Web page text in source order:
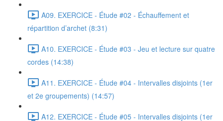
A09. EXERCICE - Étude #02 - Échauffement et
répartition d’archet (8:31)
A10. EXERCICE - Étude #03 - Jeu et lecture sur quatre
cordes (14:38)
A11. EXERCICE - Étude #04 - Intervalles disjoints (1er
et 2e groupements) (14:57)
A12. EXERCICE - Étude #05 - Intervalles disjoints (1er